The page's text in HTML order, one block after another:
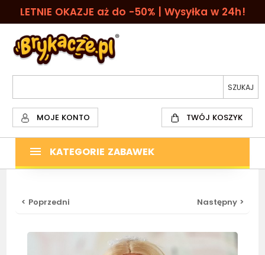
LETNIE OKAZJE aż do -50% | Wysyłka w 24h!
MOJE KONTO TWÓJ KOSZYK
KATEGORIE ZABAWEK
< Poprzedni Następny >